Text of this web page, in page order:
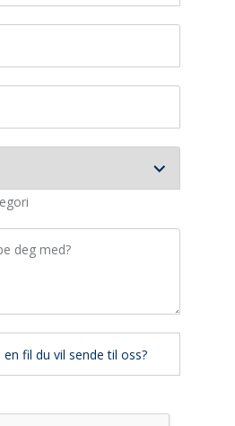
deg med?
en fil du vil sende til oss?